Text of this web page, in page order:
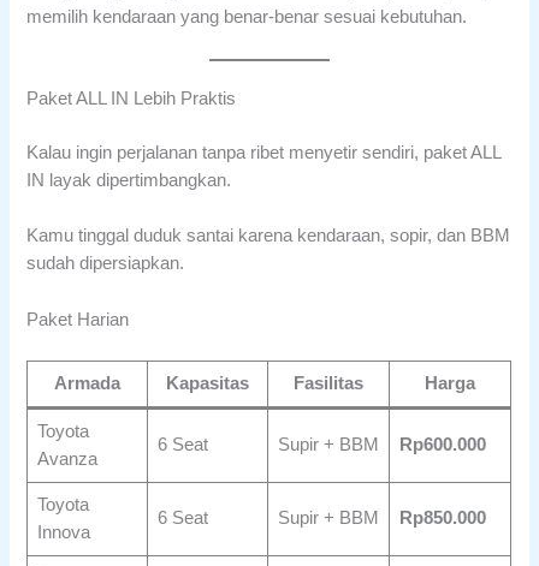
memilih kendaraan yang benar-benar sesuai kebutuhan.
Paket ALL IN Lebih Praktis
Kalau ingin perjalanan tanpa ribet menyetir sendiri, paket ALL
IN layak dipertimbangkan.
Kamu tinggal duduk santai karena kendaraan, sopir, dan BBM
sudah dipersiapkan.
Paket Harian
Armada Kapasitas Fasilitas Harga
Toyota
Avanza
6 Seat Supir + BBM Rp600.000
Toyota
Innova
6 Seat Supir + BBM Rp850.000